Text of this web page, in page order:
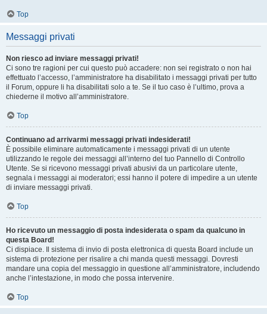
Top
Messaggi privati
Non riesco ad inviare messaggi privati!
Ci sono tre ragioni per cui questo può accadere: non sei registrato o non hai
effettuato l’accesso, l’amministratore ha disabilitato i messaggi privati per tutto
il Forum, oppure li ha disabilitati solo a te. Se il tuo caso è l’ultimo, prova a
chiederne il motivo all’amministratore.
Top
Continuano ad arrivarmi messaggi privati indesiderati!
È possibile eliminare automaticamente i messaggi privati ​​di un utente
utilizzando le regole dei messaggi all’interno del tuo Pannello di Controllo
Utente. Se si ricevono messaggi privati ​​abusivi da un particolare utente,
segnala i messaggi ai moderatori; essi hanno il potere di impedire a un utente
di inviare messaggi privati​​.
Top
Ho ricevuto un messaggio di posta indesiderata o spam da qualcuno in
questa Board!
Ci dispiace. Il sistema di invio di posta elettronica di questa Board include un
sistema di protezione per risalire a chi manda questi messaggi. Dovresti
mandare una copia del messaggio in questione all’amministratore, includendo
anche l’intestazione, in modo che possa intervenire.
Top